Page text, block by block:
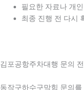
필요한 자료나 개
최종 진행 전 다시
김포공항주차대행 문의
동작구하수구막힘 문의